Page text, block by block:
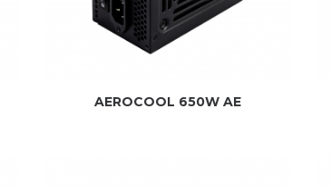
AEROCOOL 650W AE